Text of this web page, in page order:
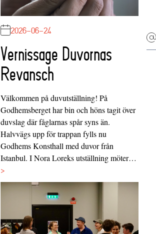
2026-06-24
Vernissage Duvornas
Revansch
Välkommen på duvutställning! På
Godhemsberget har bin och höns tagit över
duvslag där fåglarnas spår syns än.
Halvvägs upp för trappan fylls nu
Godhems Konsthall med duvor från
Istanbul. I Nora Loreks utställning möter…
>